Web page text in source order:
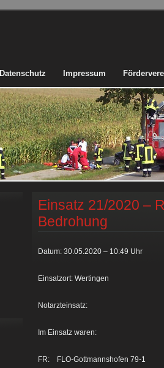
Datenschutz Impressum
Einsatz 21/2020 –
Bedrohung
Datum: 30.05.2020 – 10:49 Uhr
Einsatzort: Wertingen
Notarzteinsatz:
Im Einsatz waren:
FR: FLO-Gottmannshofen 79-1